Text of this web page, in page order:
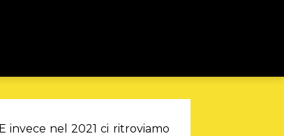
invece nel 2021 ci ritroviamo